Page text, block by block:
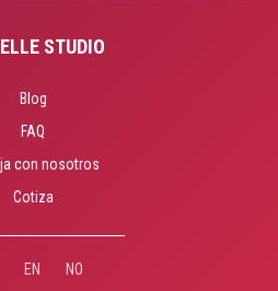
STUDIO
Blog
FAQ
con nosotros
Cotiza
EN NO